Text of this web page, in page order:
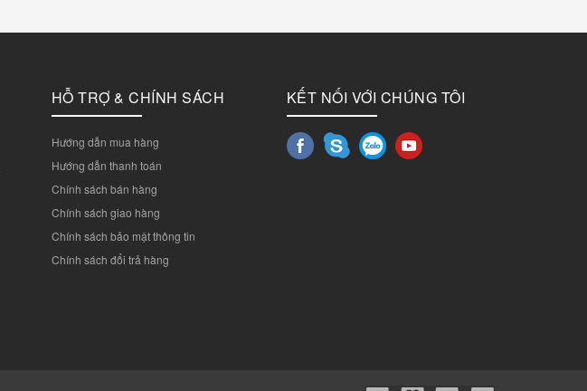
HỖ TRỢ & CHÍNH SÁCH
Hướng dẫn mua hàng
Hướng dẫn thanh toán
Chính sách bán hàng
Chính sách giao hàng
Chính sách bảo mật thông tin
Chính sách đổi trả hàng
KẾT NỐI VỚI CHÚNG TÔI